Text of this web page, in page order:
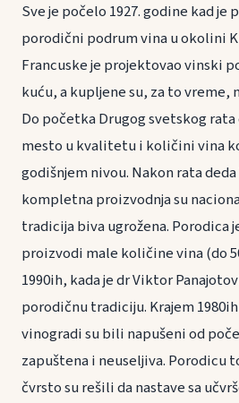
Sve je počelo 1927. godine kad je
porodični podrum vina u okolini
Francuske je projektovao vinski
kuću, a kupljene su, za to vreme,
Do početka Drugog svetskog
mesto u kvalitetu i količini vina
godišnjem nivou. Nakon rata
kompletna proizvodnja su
tradicija biva ugrožena. Porodica
proizvodi male količine vina (do
1990ih, kada je dr Viktor
porodičnu tradiciju. Krajem
vinogradi su bili napušeni od
zapuštena i neuseljiva. Porodicu
čvrsto su rešili da nastave sa